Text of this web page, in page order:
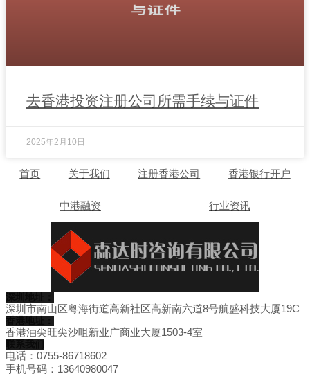
去香港投资注册公司所需手续与证件
2025年2月10日
首页 关于我们 注册香港公司 香港银行开户
中港融资 行业资讯
深圳市南山区粤海街道高新社区高新南六道8号航盛科技大厦19C
香港油尖旺尖沙咀新业广商业大厦1503-4室
电话：0755-86718602
手机号码：13640980047